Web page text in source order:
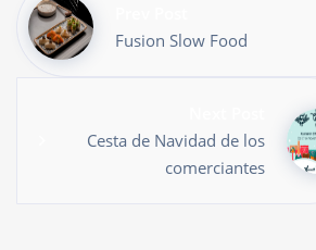
Fusion Slow Food
Cesta de Navidad de los
comerciantes